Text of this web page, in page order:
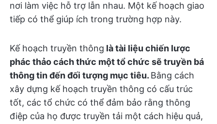
nơi làm việc hỗ trợ lẫn nhau. Một kế hoạch giao
tiếp có thể giúp ích trong trường hợp này.
Kế hoạch truyền thông là tài liệu chiến lược
phác thảo cách thức một tổ chức sẽ truyền bá
thông tin đến đối tượng mục tiêu. Bằng cách
xây dựng kế hoạch truyền thông có cấu trúc
tốt, các tổ chức có thể đảm bảo rằng thông
điệp của họ được truyền tải một cách hiệu quả,